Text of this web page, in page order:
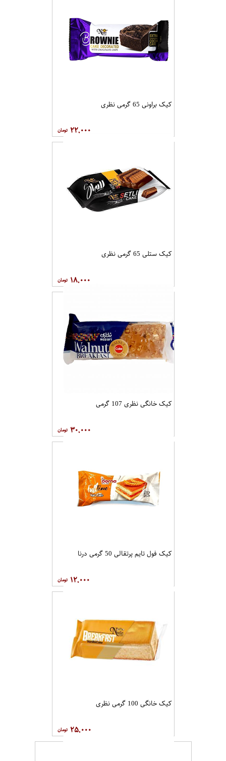
کیک براونی 65 گرمی نظری
۲۲,۰۰۰
کیک ستلی 65 گرمی نظری
۱۸,۰۰۰
کیک خانگی نظری 107 گرمی
۳۰,۰۰۰
کیک فول تایم پرتقالی 50 گرمی درنا
۱۲,۰۰۰
کیک خانگی 100 گرمی نظری
۲۵,۰۰۰